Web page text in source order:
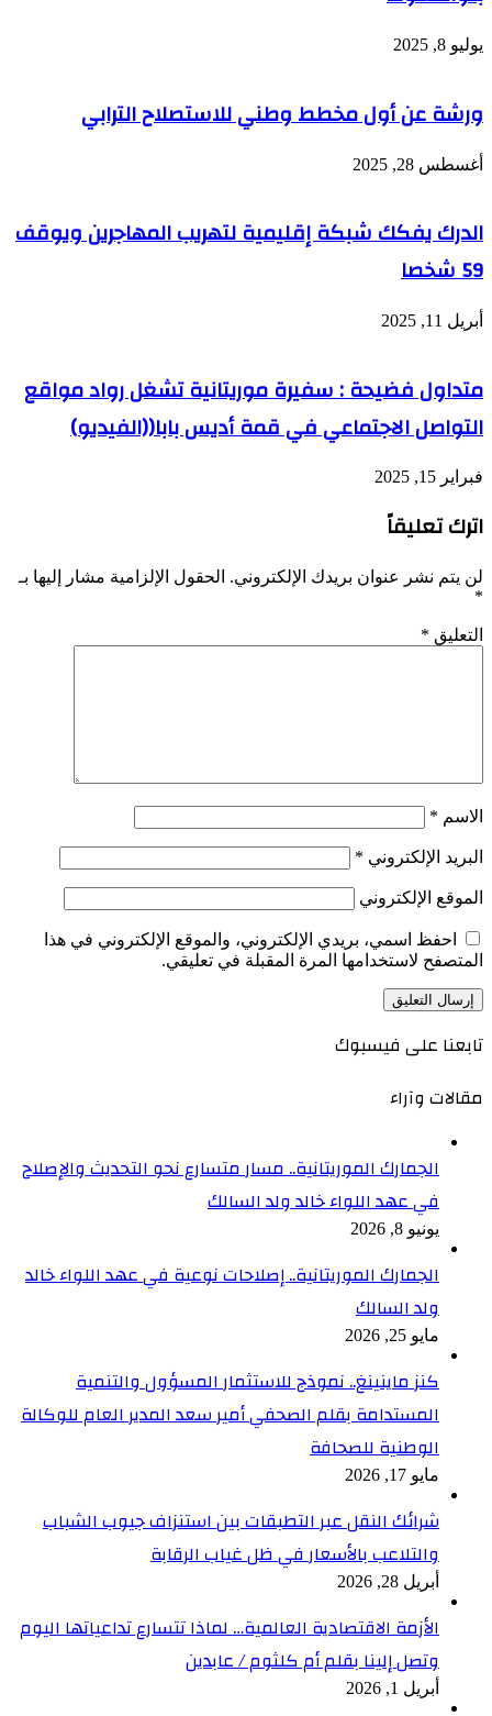
يوليو 8, 2025
ورشة عن أول مخطط وطني للاستصلاح الترابي
أغسطس 28, 2025
الدرك يفكك شبكة إقليمية لتهريب المهاجرين ويوقف
59 شخصا
أبريل 11, 2025
متداول فضيحة : سفيرة موريتانية تشغل رواد مواقع
التواصل الاجتماعي في قمة أديس بابا((الفيديو)
فبراير 15, 2025
اترك تعليقاً
لن يتم نشر عنوان بريدك الإلكتروني. الحقول الإلزامية مشار إليها بـ
*
التعليق *
الاسم *
البريد الإلكتروني *
الموقع الإلكتروني
احفظ اسمي، بريدي الإلكتروني، والموقع الإلكتروني في هذا
المتصفح لاستخدامها المرة المقبلة في تعليقي.
تابعنا على فيسبوك
مقالات وآراء
الجمارك الموريتانية.. مسار متسارع نحو التحديث والإصلاح
في عهد اللواء خالد ولد السالك
يونيو 8, 2026
الجمارك الموريتانية.. إصلاحات نوعية في عهد اللواء خالد
ولد السالك
مايو 25, 2026
كنز ماينينغ.. نموذج للاستثمار المسؤول والتنمية
المستدامة بقلم الصحفي أمير سعد المدير العام للوكالة
الوطنية للصحافة
مايو 17, 2026
شرائك النقل عبر التطبقات بين استنزاف جيوب الشباب
والتلاعب بالأسعار في ظل غياب الرقابة
أبريل 28, 2026
الأزمة الاقتصادية العالمية… لماذا تتسارع تداعياتها اليوم
وتصل إلينا بقلم أم كلثوم / عابدين
أبريل 1, 2026